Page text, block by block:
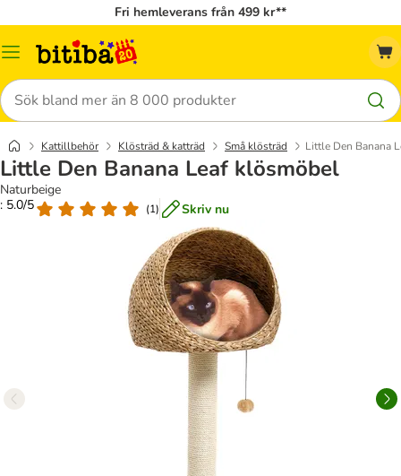
Fri hemleverans från 499 kr**
Meny
Sök
Kattillbehör Klösträd & katträd Små klösträd Little Den Banana
Little Den Banana Leaf klösmöbel
Naturbeige
: 5.0/5
(1) Skriv nu